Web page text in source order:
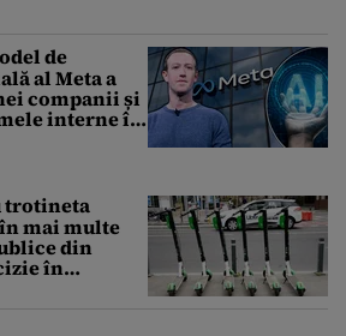
de
al Meta a
companii și
interne în
trotineta
mai multe
din
în
sunt